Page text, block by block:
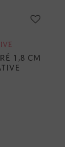
1,8 CM